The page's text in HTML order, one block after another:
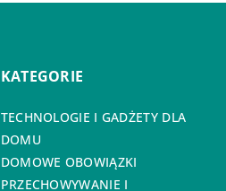
KATEGORIE
TECHNOLOGIE I GADŻETY DLA
DOMU
DOMOWE OBOWIĄZKI
PRZECHOWYWANIE I